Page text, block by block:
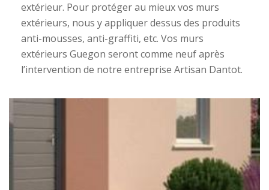
extérieur. Pour protéger au mieux vos murs
extérieurs, nous y appliquer dessus des produits
anti-mousses, anti-graffiti, etc. Vos murs
extérieurs Guegon seront comme neuf après
l’intervention de notre entreprise Artisan Dantot.